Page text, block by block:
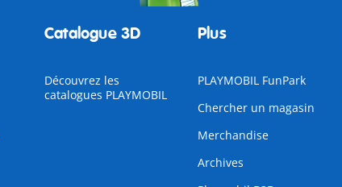
Catalogue 3D
Découvrez les
catalogues PLAYMOBIL
Plus
PLAYMOBIL FunPark
Chercher un magasin
Merchandise
Archives